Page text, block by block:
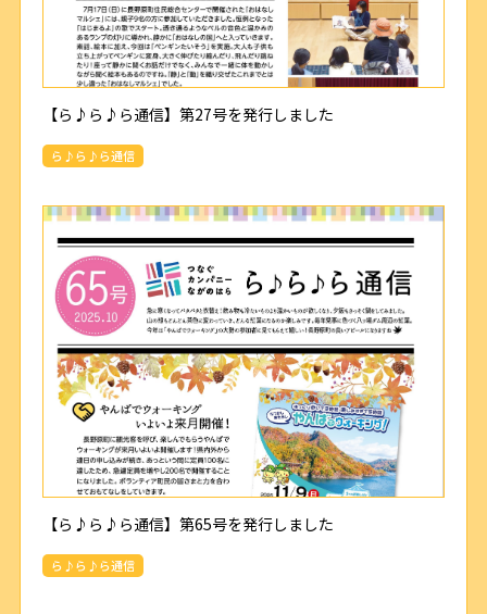
【ら♪ら♪ら通信】第27号を発行しました
ら♪ら♪ら通信
【ら♪ら♪ら通信】第65号を発行しました
ら♪ら♪ら通信